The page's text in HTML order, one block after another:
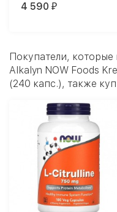
(180 softgels)
4 590 ₽
Покупатели, которые
Alkalyn NOW Foods
(240 капс.), также